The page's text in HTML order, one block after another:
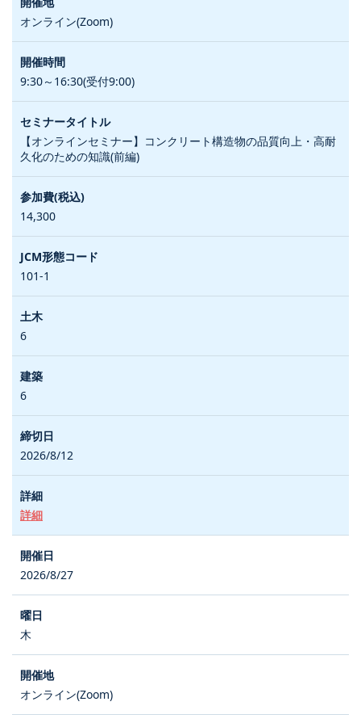
オンライン(Zoom)
9:30～16:30(受付9:00)
【オンラインセミナー】コンクリート構造物の品質向上・高耐
久化のための知識(前編)
14,300
101-1
6
6
2026/8/12
詳細
2026/8/27
木
オンライン(Zoom)